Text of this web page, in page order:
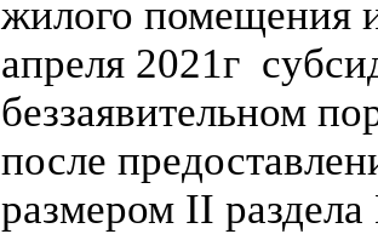
жилого помещения
апреля 2021г
беззаявительном
после
размером II